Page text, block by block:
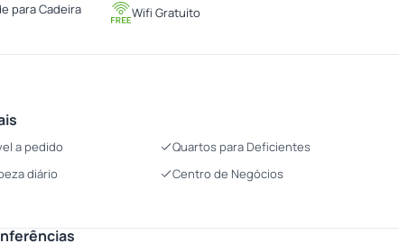
para Cadeira
Wifi Gratuito
a pedido Quartos para Deficientes
diário
Centro de Negócios